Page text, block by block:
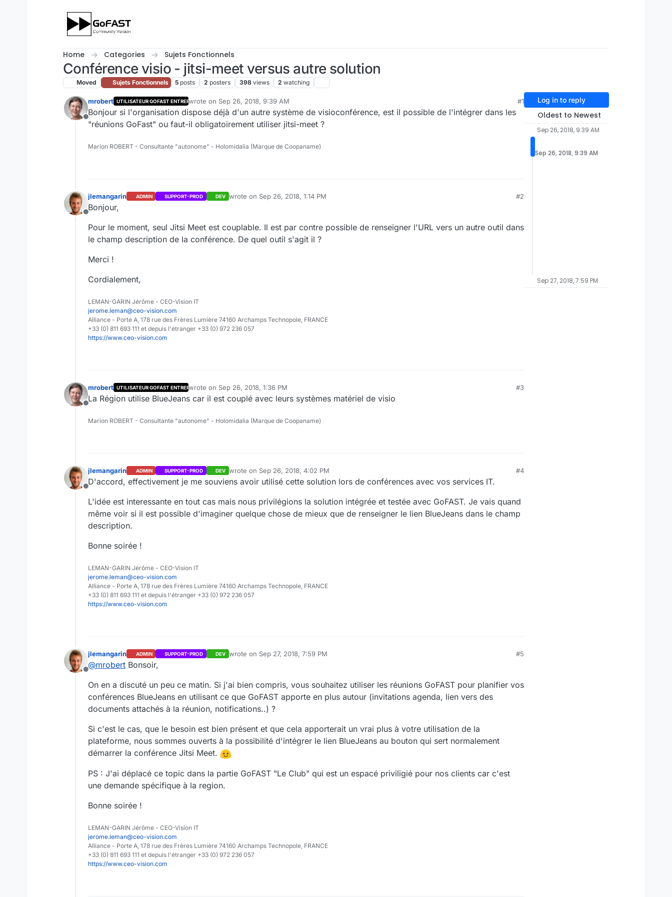
Home Categories Sujets Fonctionnels
Conférence visio - jitsi-meet versus autre solution
Moved Sujets Fonctionnels 5 posts 2 posters 398 views 2 watching
Offline
mrobert UTILISATEUR GOFAST ENTREPRISEwrote on Sep 26, 2018, 9:39 AM
last edited by
#1
Bonjour si l'organisation dispose déjà d'un autre système de visioconférence, est il possible de l'intégrer dans les
"réunions GoFast" ou faut-il obligatoirement utiliser jitsi-meet ?
Marion ROBERT - Consultante "autonome" - Holomidalia (Marque de Coopaname)
Offline
jlemangarin ADMIN SUPPORT-PROD DEV wrote on Sep 26, 2018, 1:14 PM
last edited by
#2
Bonjour,
Pour le moment, seul Jitsi Meet est couplable. Il est par contre possible de renseigner l'URL vers un autre outil dans
le champ description de la conférence. De quel outil s'agit il ?
Merci !
Cordialement,
LEMAN-GARIN Jérôme - CEO-Vision IT
jerome.leman@ceo-vision.com
Alliance - Porte A, 178 rue des Frères Lumière 74160 Archamps Technopole, FRANCE
+33 (0) 811 693 111 et depuis l'étranger +33 (0) 972 236 057
https://www.ceo-vision.com
Offline
mrobert UTILISATEUR GOFAST ENTREPRISEwrote on Sep 26, 2018, 1:36 PM
last edited by
#3
La Région utilise BlueJeans car il est couplé avec leurs systèmes matériel de visio
Marion ROBERT - Consultante "autonome" - Holomidalia (Marque de Coopaname)
Offline
jlemangarin ADMIN SUPPORT-PROD DEV wrote on Sep 26, 2018, 4:02 PM
last edited by
#4
D'accord, effectivement je me souviens avoir utilisé cette solution lors de conférences avec vos services IT.
L'idée est interessante en tout cas mais nous privilégions la solution intégrée et testée avec GoFAST. Je vais quand
même voir si il est possible d'imaginer quelque chose de mieux que de renseigner le lien BlueJeans dans le champ
description.
Bonne soirée !
LEMAN-GARIN Jérôme - CEO-Vision IT
jerome.leman@ceo-vision.com
Alliance - Porte A, 178 rue des Frères Lumière 74160 Archamps Technopole, FRANCE
+33 (0) 811 693 111 et depuis l'étranger +33 (0) 972 236 057
https://www.ceo-vision.com
Offline
jlemangarin ADMIN SUPPORT-PROD DEV wrote on Sep 27, 2018, 7:59 PM
last edited by jlemangarinSep 27, 2018, 10:01 PM
#5
@mrobert Bonsoir,
On en a discuté un peu ce matin. Si j'ai bien compris, vous souhaitez utiliser les réunions GoFAST pour planifier vos
conférences BlueJeans en utilisant ce que GoFAST apporte en plus autour (invitations agenda, lien vers des
documents attachés à la réunion, notifications..) ?
Si c'est le cas, que le besoin est bien présent et que cela apporterait un vrai plus à votre utilisation de la
plateforme, nous sommes ouverts à la possibilité d'intégrer le lien BlueJeans au bouton qui sert normalement
démarrer la conférence Jitsi Meet.
PS : J'ai déplacé ce topic dans la partie GoFAST "Le Club" qui est un espacé priviligié pour nos clients car c'est
une demande spécifique à la region.
Bonne soirée !
LEMAN-GARIN Jérôme - CEO-Vision IT
jerome.leman@ceo-vision.com
Alliance - Porte A, 178 rue des Frères Lumière 74160 Archamps Technopole, FRANCE
+33 (0) 811 693 111 et depuis l'étranger +33 (0) 972 236 057
https://www.ceo-vision.com
Log in to reply
Oldest to Newest
Sep 26, 2018, 9:39 AM
Sep 26, 2018, 9:39 AM
Sep 27, 2018, 7:59 PM